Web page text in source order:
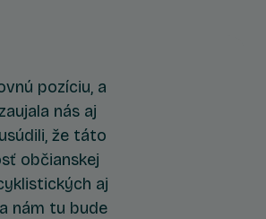
pozíciu, a
nás aj
že táto
občianskej
aj
nám tu bude